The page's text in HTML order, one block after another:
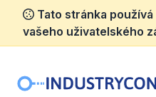
Tato stránka
vašeho uživatelského